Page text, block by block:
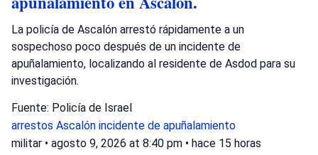
La policía de Ascalón arrestó rápidamente a un
sospechoso poco después de un incidente de
apuñalamiento, localizando al residente de Asdod para su
investigación.
Fuente: Policía de Israel
arrestos Ascalón incidente de apuñalamiento
militar • agosto 9, 2026 at 8:40 pm • hace 15 horas